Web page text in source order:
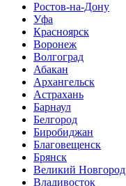
Ростов-на-Дону
Уфа
Красноярск
Воронеж
Волгоград
Абакан
Архангельск
Астрахань
Барнаул
Белгород
Биробиджан
Благовещенск
Брянск
Великий Новгород
Владивосток